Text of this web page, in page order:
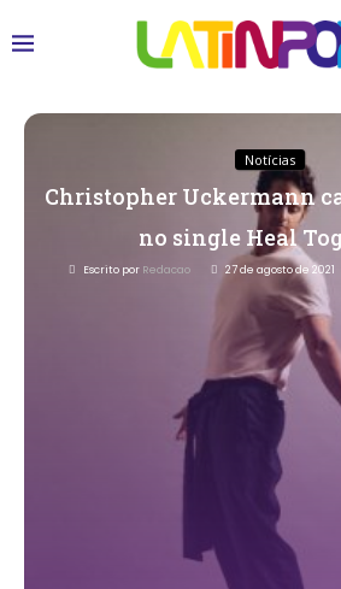
Notícias
Christopher Uckermann
no single Heal
Escrito por Redacao 27 de agosto de 2021